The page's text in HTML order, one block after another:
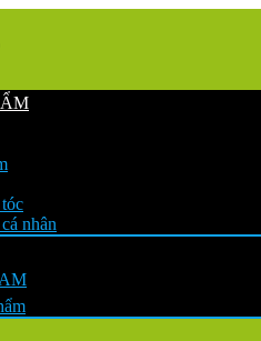
nhân